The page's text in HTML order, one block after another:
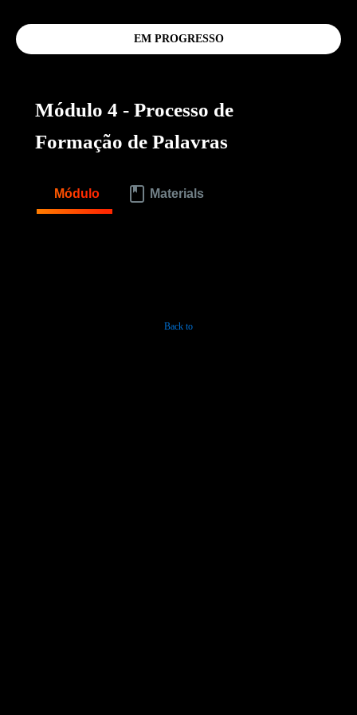
EM PROGRESSO
Módulo 4 - Processo de
Formação de Palavras
Módulo Materials
Back to